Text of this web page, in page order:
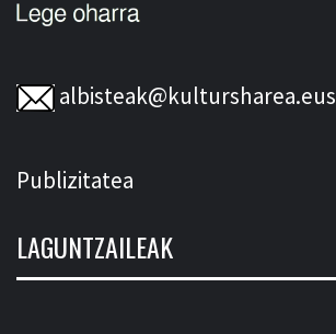
albisteak@kultursharea.eus
Publizitatea
LAGUNTZAILEAK